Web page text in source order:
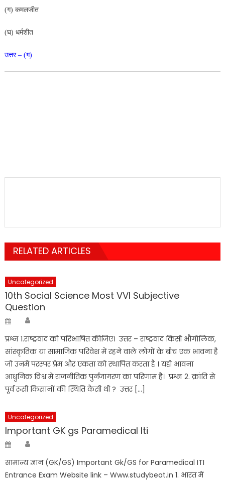
(ग) कमलजीत
(घ) धर्मशीत
उत्तर – (ग)
RELATED ARTICLES
Uncategorized
10th Social Science Most VVI Subjective
Question
Posted
प्रश्न 1.राष्ट्रवाद को परिभाषित कीजिए। उत्तर – राष्ट्रवाद किसी भौगोलिक,
सांस्कृतिक या सामाजिक परिवेश में रहने वाले लोगों के बीच एक भावना है
जो उनमें परस्पर प्रेम और एकता को स्थापित करता है । यही भावना
आधुनिक विश्व में राजनीतिक पुर्नजागरण का परिणाम है। प्रश्न 2. क्रांति से
पूर्व रूसी किसानों की स्थिति कैसी थी ? उत्तर […]
Uncategorized
Important GK gs Paramedical Iti
Posted
सामान्य ज्ञान (GK/GS) Important Gk/GS for Paramedical ITI
Entrance Exam Website link – Www.studybeat.in 1. भारत में